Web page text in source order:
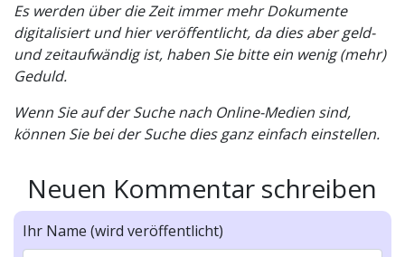
Es werden über die Zeit immer mehr Dokumente
digitalisiert und hier veröffentlicht, da dies aber geld-
und zeitaufwändig ist, haben Sie bitte ein wenig (mehr)
Geduld.
Wenn Sie auf der Suche nach Online-Medien sind,
können Sie bei der Suche dies ganz einfach einstellen.
Neuen Kommentar schreiben
Ihr Name (wird veröffentlicht)